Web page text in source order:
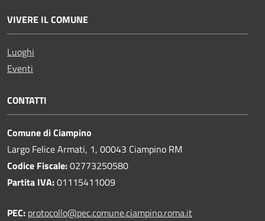
VIVERE IL COMUNE
Luoghi
Eventi
CONTATTI
Comune di Ciampino
Largo Felice Armati, 1, 00043 Ciampino RM
Codice Fiscale:02773250580
Partita IVA:01115411009
PEC: protocollo@pec.comune.ciampino.roma.it